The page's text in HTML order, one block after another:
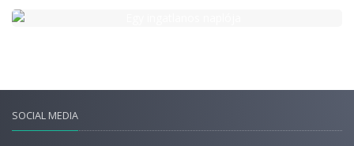
SOCIAL MEDIA